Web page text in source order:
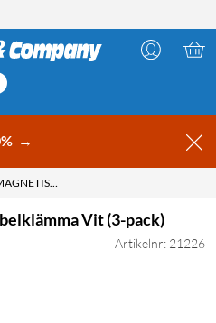
→
LUXORPARTS MAGNETISK KABELKLÄMMA VIT (3-PACK)
Vit (3-pack)
Artikelnr: 21226